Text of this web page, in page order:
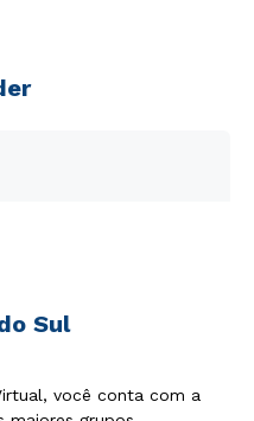
Sul
você conta com a